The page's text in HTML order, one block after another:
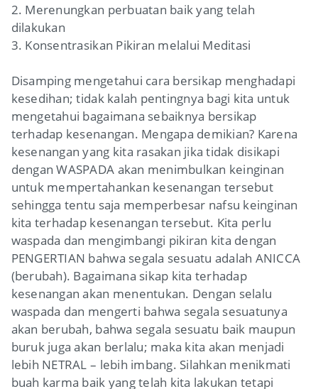
2. Merenungkan perbuatan baik yang telah
dilakukan
3. Konsentrasikan Pikiran melalui Meditasi
Disamping mengetahui cara bersikap menghadapi
kesedihan; tidak kalah pentingnya bagi kita untuk
mengetahui bagaimana sebaiknya bersikap
terhadap kesenangan. Mengapa demikian? Karena
kesenangan yang kita rasakan jika tidak disikapi
dengan WASPADA akan menimbulkan keinginan
untuk mempertahankan kesenangan tersebut
sehingga tentu saja memperbesar nafsu keinginan
kita terhadap kesenangan tersebut. Kita perlu
waspada dan mengimbangi pikiran kita dengan
PENGERTIAN bahwa segala sesuatu adalah ANICCA
(berubah). Bagaimana sikap kita terhadap
kesenangan akan menentukan. Dengan selalu
waspada dan mengerti bahwa segala sesuatunya
akan berubah, bahwa segala sesuatu baik maupun
buruk juga akan berlalu; maka kita akan menjadi
lebih NETRAL – lebih imbang. Silahkan menikmati
buah karma baik yang telah kita lakukan tetapi